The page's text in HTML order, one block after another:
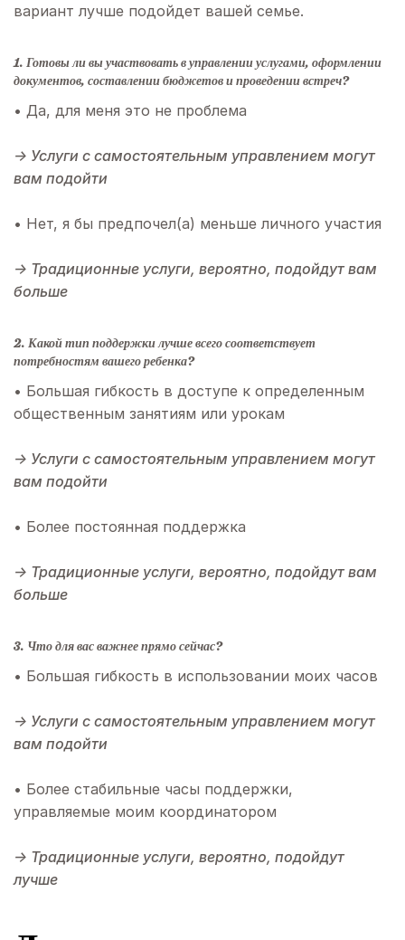
вариант лучше подойдет вашей семье.
1. Готовы ли вы участвовать в управлении услугами, оформлении
документов, составлении бюджетов и проведении встреч?
• Да, для меня это не проблема
→ Услуги с самостоятельным управлением могут
вам подойти
• Нет, я бы предпочел(а) меньше личного участия
→ Традиционные услуги, вероятно, подойдут вам
больше
2. Какой тип поддержки лучше всего соответствует
потребностям вашего ребенка?
• Большая гибкость в доступе к определенным
общественным занятиям или урокам
→ Услуги с самостоятельным управлением могут
вам подойти
• Более постоянная поддержка
→ Традиционные услуги, вероятно, подойдут вам
больше
3. Что для вас важнее прямо сейчас?
• Большая гибкость в использовании моих часов
→ Услуги с самостоятельным управлением могут
вам подойти
• Более стабильные часы поддержки,
управляемые моим координатором
→ Традиционные услуги, вероятно, подойдут
лучше